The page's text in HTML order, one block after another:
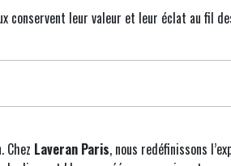
conservent leur valeur et leur éclat au fil
Chez Laveran Paris, nous redéfinissons